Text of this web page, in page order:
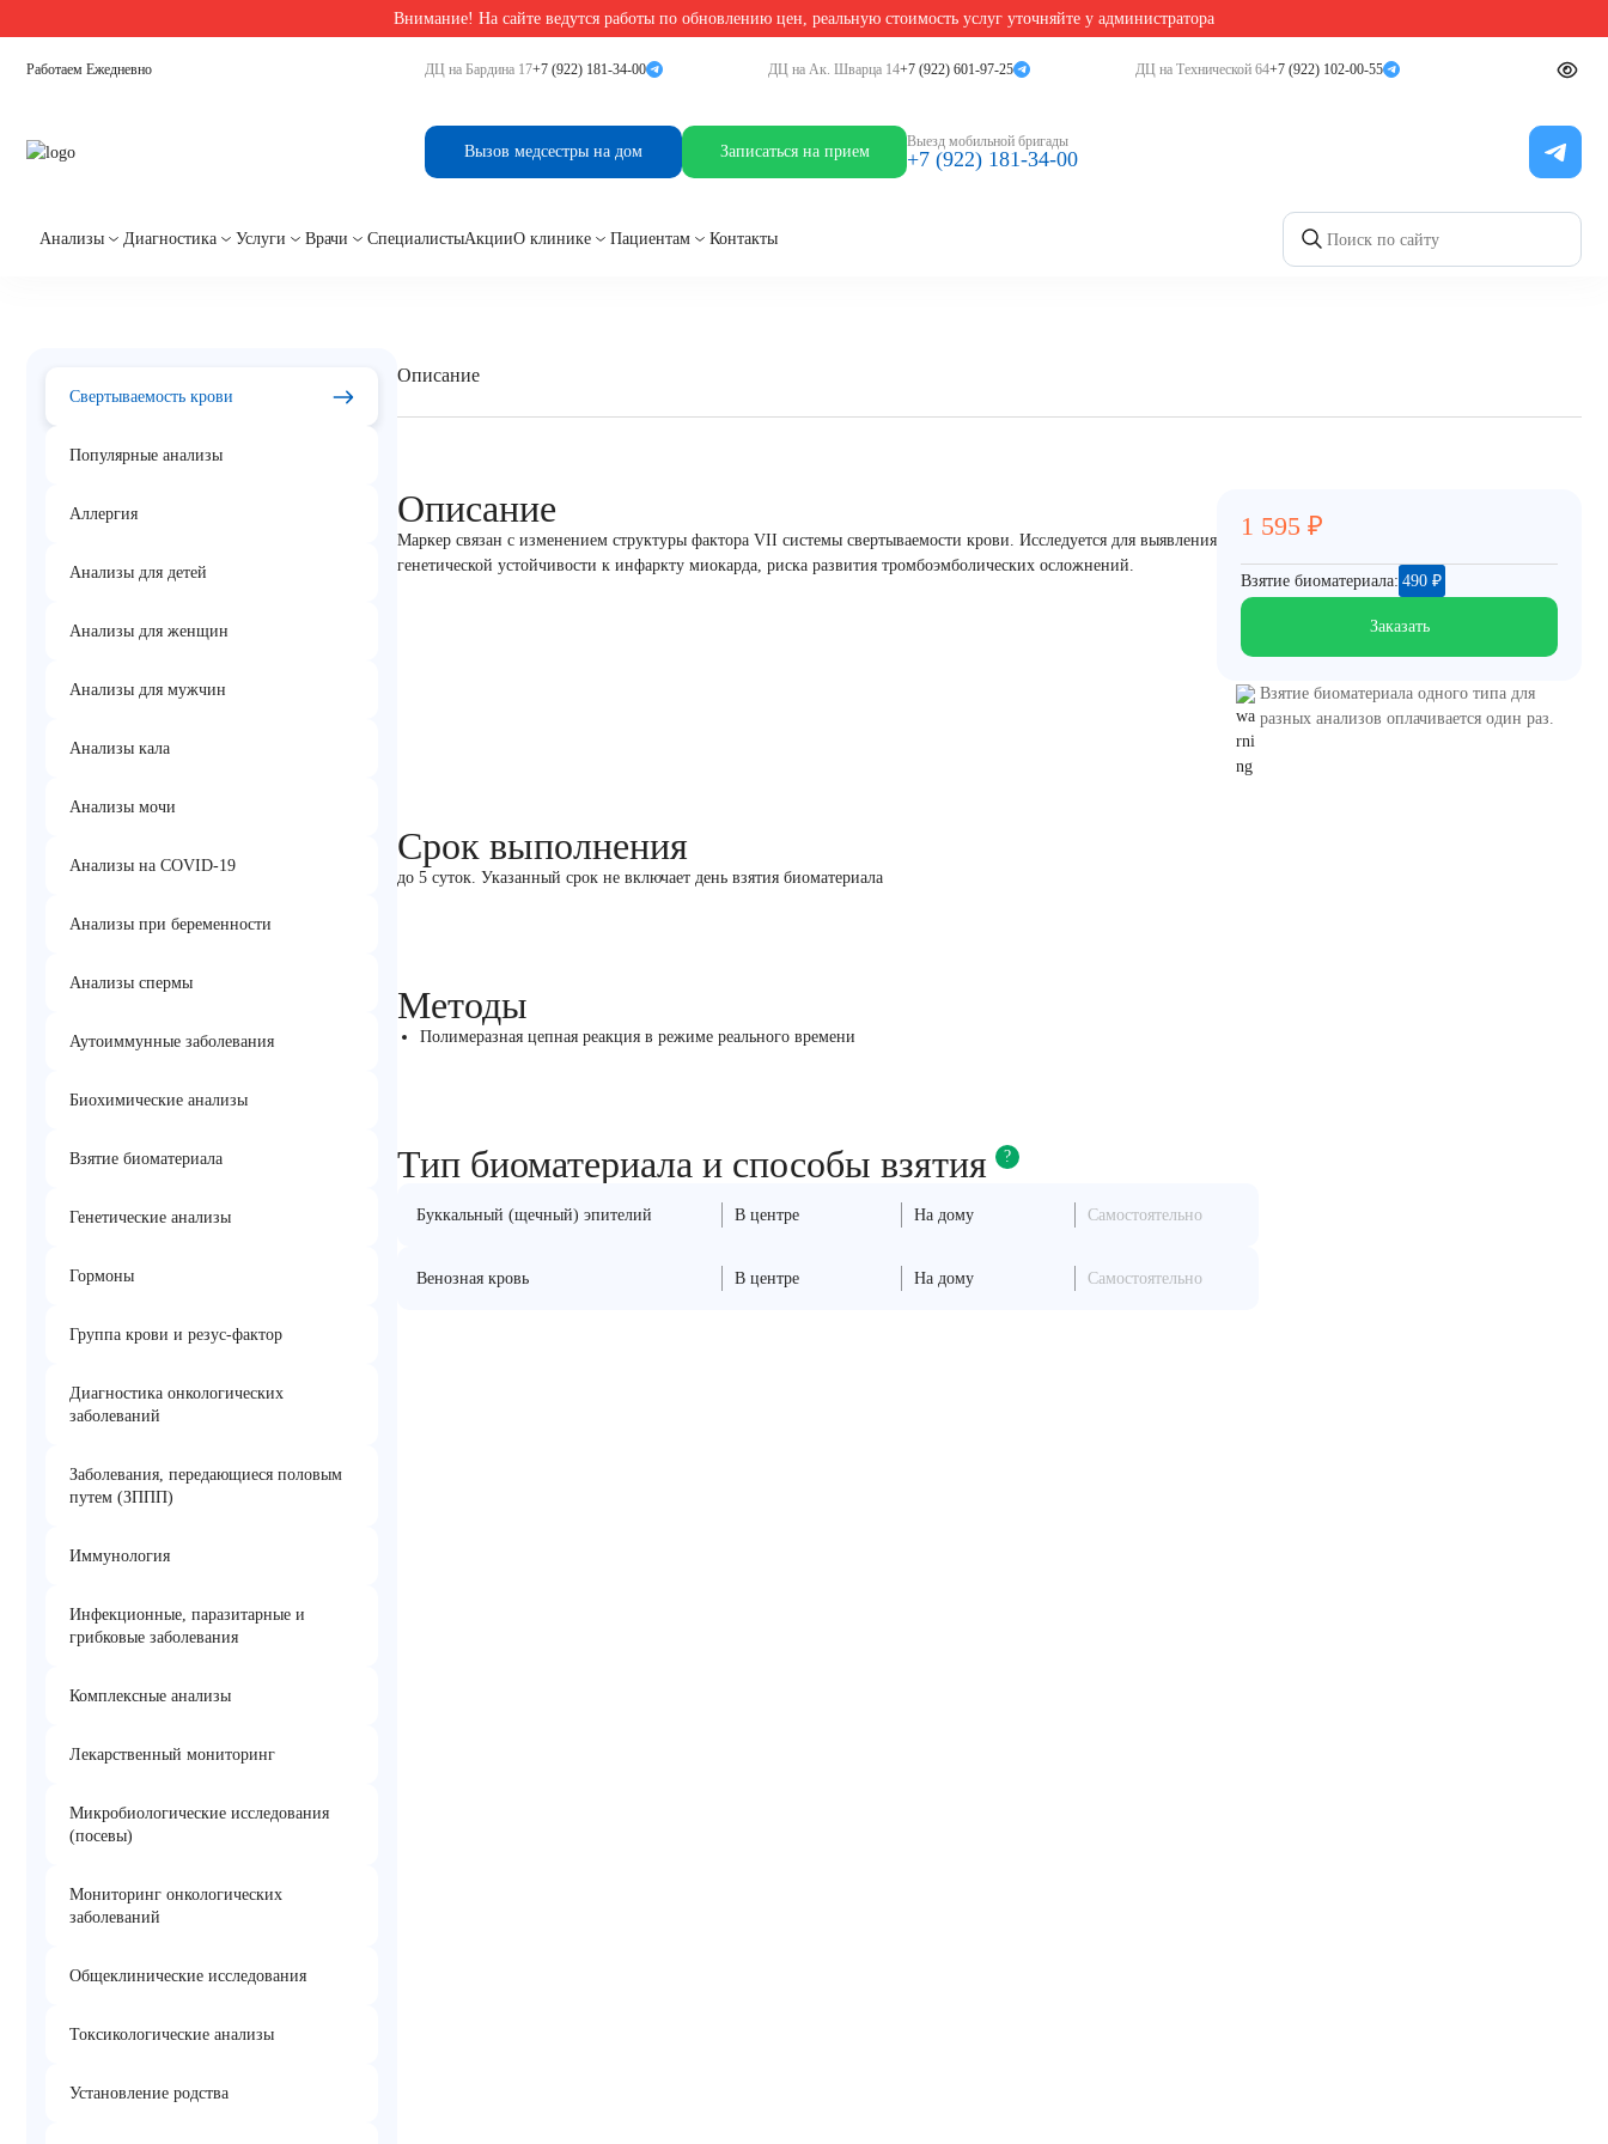
Внимание! На сайте ведутся работы по обновлению цен, реальную стоимость услуг уточняйте у администратора
Работаем Ежедневно ДЦ на Бардина 17+7 (922) 181-34-00 ДЦ на Ак. Шварца 14+7 (922) 601-97-25 ДЦ на Технической 64+7 (922) 102-00-55
Вызов медсестры на дом Записаться на прием
Выезд мобильной бригады
+7 (922) 181-34-00
Анализы Диагностика Услуги Врачи СпециалистыАкцииО клинике Пациентам Контакты
Главная/Анализы на свёртываемость крови в Екатеринбурге Фактор свертываемости крови 7 (F7). Выявление мутации G10976A (Arg353Gln)
Фактор свертываемости крови 7 (F7). Выявление мутации G10976A
Свертываемость крови
Популярные анализы
Аллергия
Анализы для детей
Анализы для женщин
Анализы для мужчин
Анализы кала
Анализы мочи
Анализы на COVID-19
Анализы при беременности
Анализы спермы
Аутоиммунные заболевания
Биохимические анализы
Взятие биоматериала
Генетические анализы
Гормоны
Группа крови и резус-фактор
Диагностика онкологических
заболеваний
Заболевания, передающиеся половым
путем (ЗППП)
Иммунология
Инфекционные, паразитарные и
грибковые заболевания
Комплексные анализы
Лекарственный мониторинг
Микробиологические исследования
(посевы)
Мониторинг онкологических
заболеваний
Общеклинические исследования
Токсикологические анализы
Установление родства
Описание
Описание
Маркер связан с изменением структуры фактора VII системы свертываемости крови. Исследуется для выявления
генетической устойчивости к инфаркту миокарда, риска развития тромбоэмболических осложнений.
1 595 ₽
Взятие биоматериала: 490 ₽
Заказать
Взятие биоматериала одного типа для
разных анализов оплачивается один раз.
Срок выполнения
до 5 суток. Указанный срок не включает день взятия биоматериала
Методы
Полимеразная цепная реакция в режиме реального времени
Тип биоматериала и способы взятия ?
Буккальный (щечный) эпителий В центре На дому Самостоятельно
Венозная кровь В центре На дому Самостоятельно